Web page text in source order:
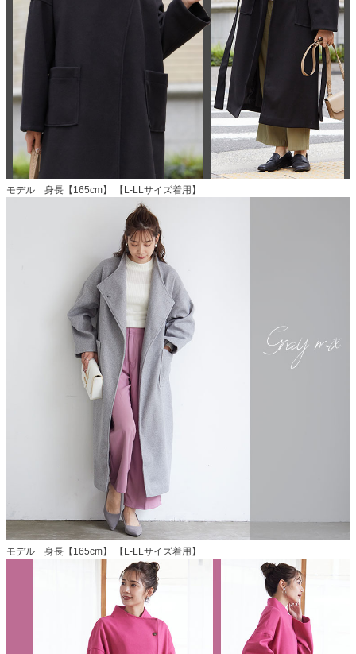
モデル 身長【165cm】 【L-LLサイズ着用】
モデル 身長【165cm】 【L-LLサイズ着用】